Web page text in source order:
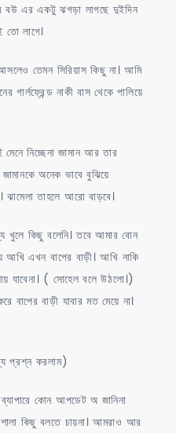
বউ এর একটু ঝগড়া লাগছে দুইদিন
লাগে।
তেমন সিরিয়াস কিছু না। আমি
গার্লফ্রেন্ড নাকী বাস থেকে পালিয়ে
নিচ্ছেনা জামান আর তার
জামানকে অনেক ভাবে বুঝিয়ে
ঝামেলা তাহলে আরো বাড়বে।
খুলে কিছু বলেনি। তবে আমার বোন
এখন বাপের বাড়ী। আখি নাকি
যাবেনা। ( সোহেল বলে উঠলো।)
বাড়ী যাবার মত মেয়ে না।
প্রশ্ন করলাম)
ব্যাপারে কোন আপডেট অ জানিনা
কিছু বলতে চায়না। আমরাও আর